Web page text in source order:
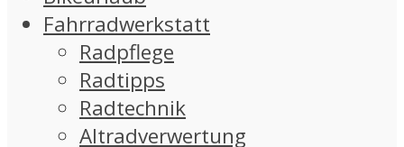
Fahrradwerkstatt
Radpflege
Radtipps
Radtechnik
Altradverwertung